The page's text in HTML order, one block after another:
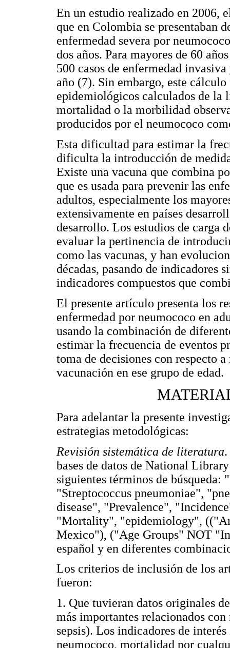
En un estudio realizado en 2006,
que en Colombia se presentaban
enfermedad severa por
dos años. Para mayores de 60
500 casos de enfermedad
año (7). Sin embargo, este
epidemiológicos calculados de la
mortalidad o la morbilidad
producidos por el neumococo
Esta dificultad para estimar la
dificulta la introducción de
Existe una vacuna que combina
que es usada para prevenir las
adultos, especialmente los
extensivamente en países
desarrollo. Los estudios de carga
evaluar la pertinencia de
como las vacunas, y han
décadas, pasando de indicadores
indicadores compuestos que
El presente artículo presenta los
enfermedad por neumococo en
usando la combinación de
estimar la frecuencia de eventos
toma de decisiones con respecto
vacunación en ese grupo de edad.
Para adelantar la presente
estrategias metodológicas:
Revisión sistemática de literatura
bases de datos de National
siguientes términos de
"Streptococcus pneumoniae",
disease", "Prevalence",
"Mortality", "epidemiology",
Mexico"), ("Age Groups" NOT
español y en diferentes
Los criterios de inclusión de los
fueron:
1. Que tuvieran datos originales
más importantes relacionados
sepsis). Los indicadores de
neumococo, mortalidad por